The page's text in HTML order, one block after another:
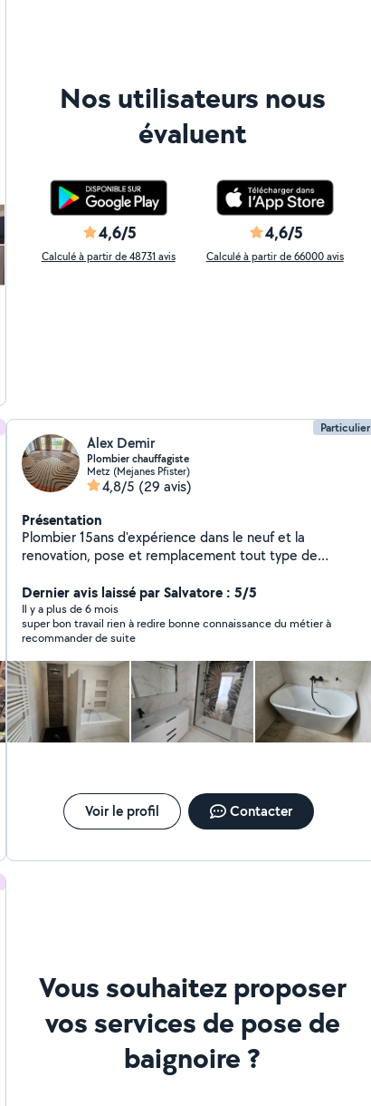
Nos utilisateurs nous
évaluent
4,6/5
Calculé à partir de 48731 avis
4,6/5
Calculé à partir de 66000 avis
Particulier
Alex Demir
Plombier chauffagiste
Metz (Mejanes Pfister)
4,8/5 (29 avis)
Présentation
Plombier 15ans d'expérience dans le neuf et la
renovation, pose et remplacement tout type de
adoucisseur. Salle de bain complete etc..
Dernier avis laissé par Salvatore : 5/5
Il y a plus de 6 mois
super bon travail rien à redire bonne connaissance du métier à
recommander de suite
Voir le profil Contacter
Vous souhaitez proposer
vos services de pose de
baignoire ?